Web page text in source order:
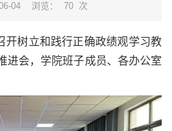
04 浏览： 70 次
开树立和践行正确政绩观学习教
进会，学院班子成员、各办公室